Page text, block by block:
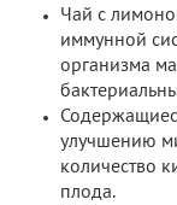
Чай с
иммунной
организма
улучшению
количество
плода.